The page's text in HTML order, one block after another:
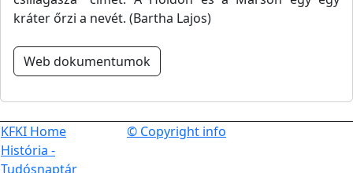
kráter őrzi a nevét. (Bartha Lajos)
Web dokumentumok
KFKI Home
História -
Tudósnaptár
© Copyright info